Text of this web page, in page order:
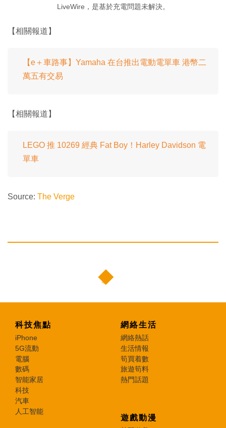
LiveWire，是基於充電問題未解決。
【相關報道】
【e＋車路事】Yamaha 在台推出電動電單車 港幣二
萬五有交易
【相關報道】
LEGO 推 10269 經典 Fat Boy！Harley Davidson 電
單車
Source: The Verge
科技焦點
iPhone
5G流動
電腦
數碼
智能家居
科技
汽車
人工智能
網絡生活
網絡熱話
生活情報
筍買着數
旅遊筍料
熱門話題
遊戲動漫